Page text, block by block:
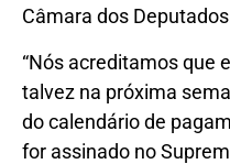
Câmara dos
“Nós acreditamos que
talvez na próxima
do calendário de
for assinado no